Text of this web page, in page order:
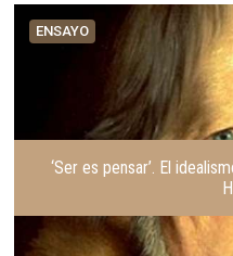
ENSAYO
‘Ser es pensar’. El